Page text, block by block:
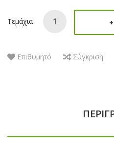
Τεμάχια
Επιθυμητό Σύγκριση